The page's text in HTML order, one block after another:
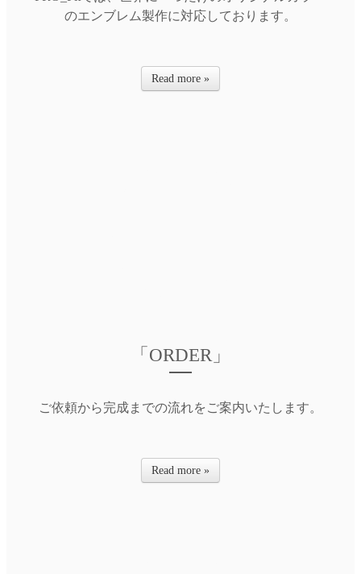
のエンブレム製作に対応しております。
Read more »
「ORDER」
ご依頼から完成までの流れをご案内いたします。
Read more »